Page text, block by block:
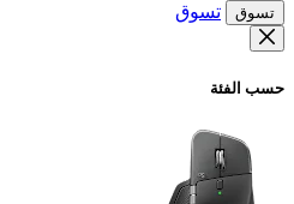
تسوق تسوق
حسب الفئة